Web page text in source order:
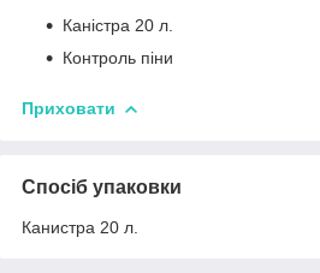
Каністра 20 л.
Контроль піни
Приховати
Спосіб упаковки
Канистра 20 л.